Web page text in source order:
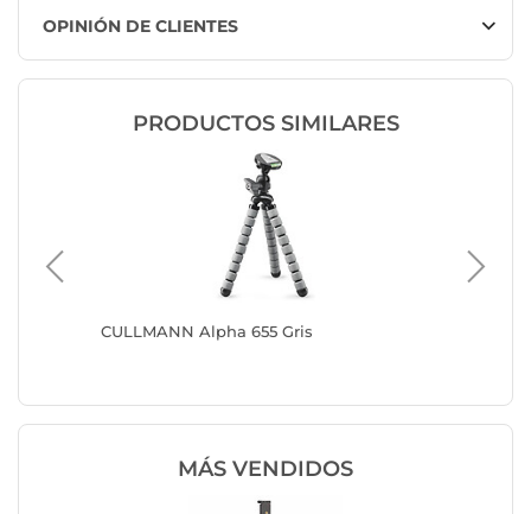
OPINIÓN DE CLIENTES
PRODUCTOS SIMILARES
CULLMANN Alpha 655 Gris
MÁS VENDIDOS